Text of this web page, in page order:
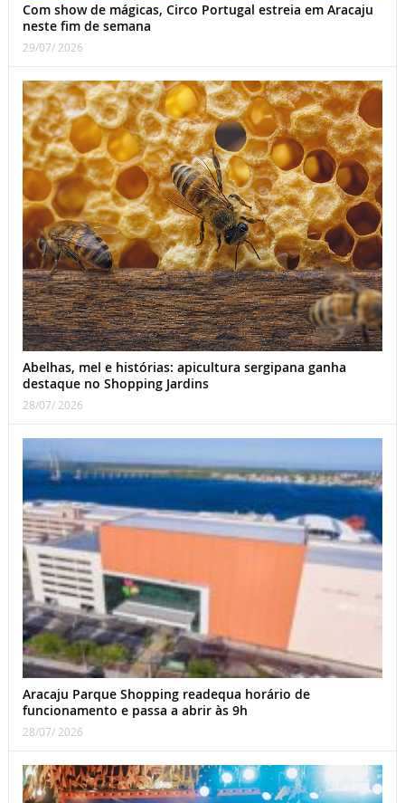
Com show de mágicas, Circo Portugal estreia em Aracaju
neste fim de semana
29/07/ 2026
Abelhas, mel e histórias: apicultura sergipana ganha
destaque no Shopping Jardins
28/07/ 2026
Aracaju Parque Shopping readequa horário de
funcionamento e passa a abrir às 9h
28/07/ 2026